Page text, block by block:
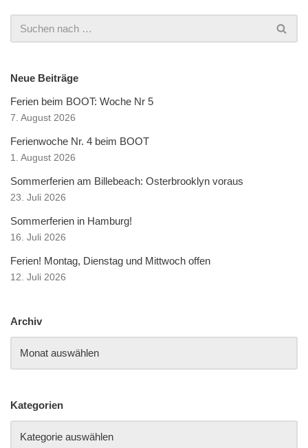
Neue Beiträge
Ferien beim BOOT: Woche Nr 5
7. August 2026
Ferienwoche Nr. 4 beim BOOT
1. August 2026
Sommerferien am Billebeach: Osterbrooklyn voraus
23. Juli 2026
Sommerferien in Hamburg!
16. Juli 2026
Ferien! Montag, Dienstag und Mittwoch offen
12. Juli 2026
Archiv
Kategorien